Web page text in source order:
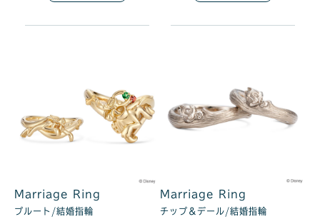
Marriage Ring
プルート/結婚指輪
Marriage Ring
チップ＆デール/結婚指輪